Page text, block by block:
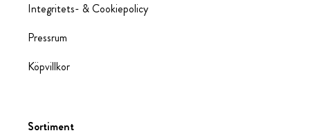
Integritets- & Cookiepolicy
Pressrum
Köpvillkor
Sortiment